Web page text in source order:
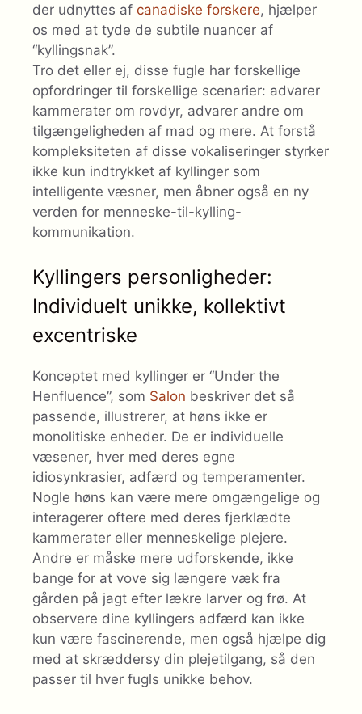
der udnyttes af canadiske forskere, hjælper
os med at tyde de subtile nuancer af
“kyllingsnak”.
Tro det eller ej, disse fugle har forskellige
opfordringer til forskellige scenarier: advarer
kammerater om rovdyr, advarer andre om
tilgængeligheden af ​​mad og mere. At forstå
kompleksiteten af ​​disse vokaliseringer styrker
ikke kun indtrykket af kyllinger som
intelligente væsner, men åbner også en ny
verden for menneske-til-kylling-
kommunikation.
Kyllingers personligheder:
Individuelt unikke, kollektivt
excentriske
Konceptet med kyllinger er “Under the
Henfluence”, som Salon beskriver det så
passende, illustrerer, at høns ikke er
monolitiske enheder. De er individuelle
væsener, hver med deres egne
idiosynkrasier, adfærd og temperamenter.
Nogle høns kan være mere omgængelige og
interagerer oftere med deres fjerklædte
kammerater eller menneskelige plejere.
Andre er måske mere udforskende, ikke
bange for at vove sig længere væk fra
gården på jagt efter lækre larver og frø. At
observere dine kyllingers adfærd kan ikke
kun være fascinerende, men også hjælpe dig
med at skræddersy din plejetilgang, så den
passer til hver fugls unikke behov.